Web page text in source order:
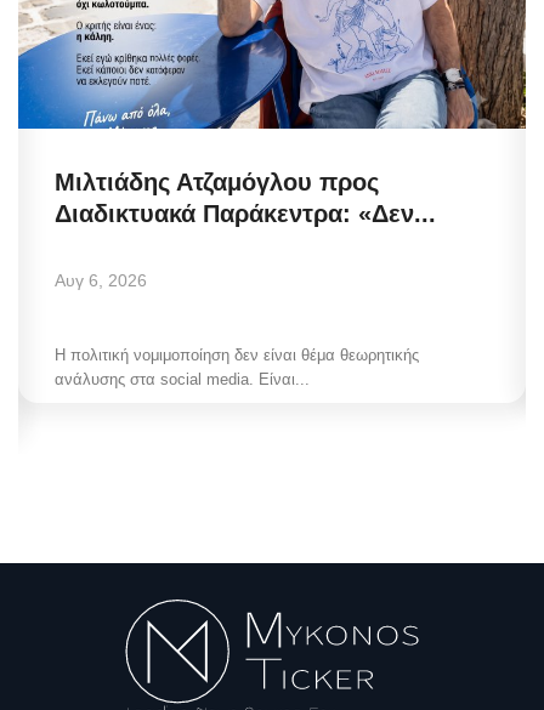
Μιλτιάδης Ατζαμόγλου προς
Διαδικτυακά Παράκεντρα: «Δεν...
Αυγ 6, 2026
Η πολιτική νομιμοποίηση δεν είναι θέμα θεωρητικής
ανάλυσης στα social media. Είναι...